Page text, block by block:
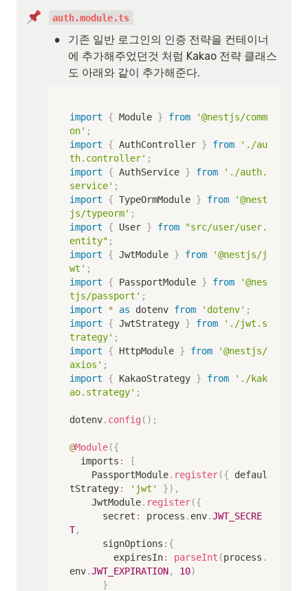
auth.module.ts
•
기존 일반 로그인의 인증 전략을 컨테이너
에 추가해주었던것 처럼 Kakao 전략 클래스
도 아래와 같이 추가해준다.
import { Module } from
'@nestjs/comm
on' ;
import
{ AuthController } from
'./au
th.controller' ;
import
{ AuthService } from
'./auth.
service' ;
import
{ TypeOrmModule } from
'@nest
js/typeorm' ;
import
{ User } from
"src/user/user.
entity" ;
import
{ JwtModule } from
'@nestjs/j
wt' ;
import
{ PassportModule } from
'@nes
tjs/passport' ;
import
* as dotenv from 'dotenv' ;
import
{ JwtStrategy } from
'./jwt.s
trategy' ;
import
{ HttpModule } from
'@nestjs/
axios' ;
import
{ KakaoStrategy } from
'./kak
ao.strategy' ;
dotenv. config ( ) ;
@Module({
  imports
:
[
    PassportModule
. register({ defaul
tStrategy: 'jwt' }) ,
    JwtModule
. register({
      secret
: process . env.JWT_SECRE
T,
      signOptions
: {
        expiresIn
: parseInt (process .
env.JWT_EXPIRATION, 10)
}